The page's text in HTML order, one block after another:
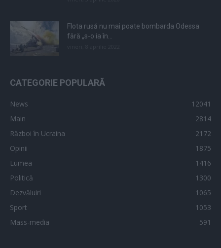
Flota rusă nu mai poate bombarda Odessa
fără „s-o ia în...
CATEGORIE POPULARĂ
News
12041
Main
2814
Război în Ucraina
2172
Opinii
1875
Lumea
1416
Politică
1300
Dezvăluiri
1065
Sport
1053
Mass-media
591